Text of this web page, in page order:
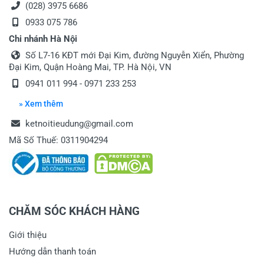
(028) 3975 6686
0933 075 786
Chi nhánh Hà Nội
Số L7-16 KĐT mới Đại Kim, đường Nguyễn Xiển, Phường
Đại Kim, Quận Hoàng Mai, TP. Hà Nội, VN
0941 011 994 - 0971 233 253
» Xem thêm
ketnoitieudung@gmail.com
Mã Số Thuế: 0311904294
CHĂM SÓC KHÁCH HÀNG
Giới thiệu
Hướng dẫn thanh toán